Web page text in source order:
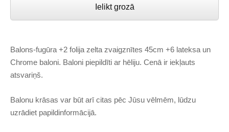
Ielikt grozā
Balons-fugūra +2 folija zelta zvaigznītes 45cm +6 lateksa un
Chrome baloni. Baloni piepildīti ar hēliju. Cenā ir iekļauts
atsvariņš.
Balonu krāsas var būt arī citas pēc Jūsu vēlmēm, lūdzu
uzrādiet papildinformācijā.